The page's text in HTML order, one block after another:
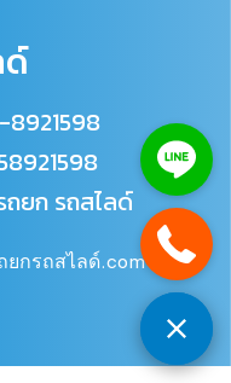
ด์
8921598
ถยก รถสไลด์
ยกรถสไลด์.com